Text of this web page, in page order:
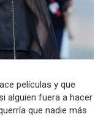
películas y que
alguien fuera a hacer
que nadie más